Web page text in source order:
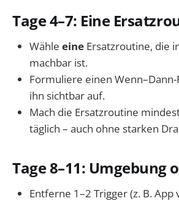
Tage 4–7: Eine
Wähle eine Ersatzroutine, die
machbar ist.
Formuliere einen
ihn sichtbar auf.
Mach die Ersatzroutine
täglich – auch ohne starken
Tage 8–11: Umgebung
Entferne 1–2 Trigger (z. B. App